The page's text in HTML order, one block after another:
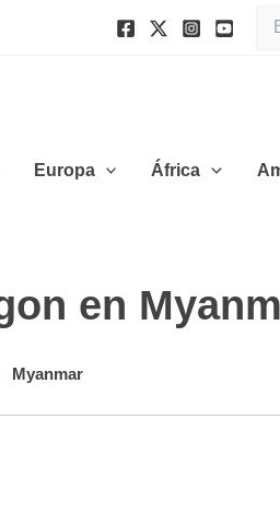
Europa África
en
Myanmar